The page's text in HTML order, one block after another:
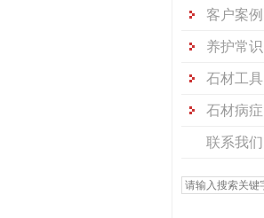
客户案例
养护常识
石材工具
石材病症
联系我们